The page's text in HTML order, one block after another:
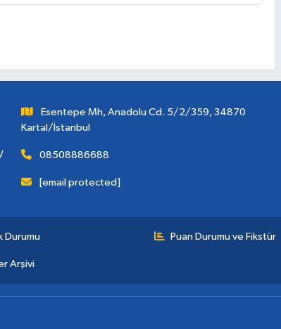
Esentepe Mh, Anadolu Cd. 5/2/359, 34870
Kartal/İstanbul
08508886688
[email protected]
Durumu Puan Durumu ve Fikstür
Arşivi